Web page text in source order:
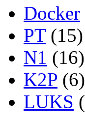
Docker
PT(15)
N1 (16)
K2P (6)
LUKS